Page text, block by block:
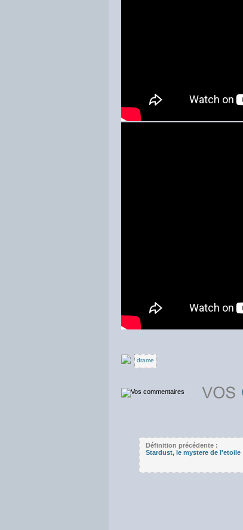
drame
Définition précédente :
Stardust, le mystere de l'etoile